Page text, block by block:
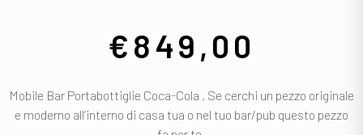
€849,00
Mobile Bar Portabottiglie Coca-Cola , Se cerchi un pezzo originale
e moderno all’interno di casa tua o nel tuo bar/pub questo pezzo